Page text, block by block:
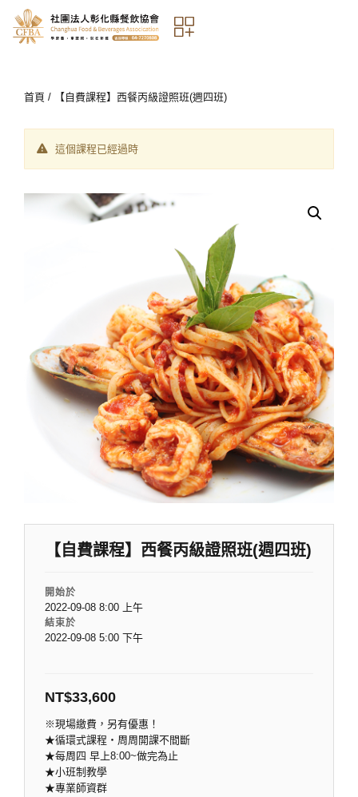
首頁 / 【自費課程】西餐丙級證照班(週四班)
這個課程已經過時
【自費課程】西餐丙級證照班(週四班)
開始於
2022-09-08 8:00 上午
結束於
2022-09-08 5:00 下午
NT$33,600
※現場繳費，另有優惠！
★循環式課程‧周周開課不間斷
★每周四 早上8:00~做完為止
★小班制教學
★專業師資群